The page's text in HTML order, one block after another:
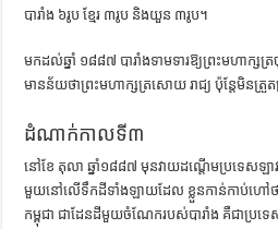
បារាំង ៦រូប ខ្មែរ ៣រូប និងយួន ៣រូប។
មកដល់ឆ្នាំ ១៨៨៧ បារាំងទាមទារឱ្យព្រះមហាក្សត្
មានន័យថាព្រះមហាក្សត្រសោយ រាជ្យ ប៉ុន្តែមិនត្រួត
ដំណាក់កាលទី៣
នៅខែ តុលា ឆ្នាំ១៨៨៧ មុនវាយដណ្ដើមប្រទេសឡា
មួយនៅលើទឹកដីទាំងឡាយដែល ខ្លួនកាន់កាប់ហៅ
កម្ពុជា ជាដែនដីមួយចំណែករបស់បារាំង គឺជាប្រ